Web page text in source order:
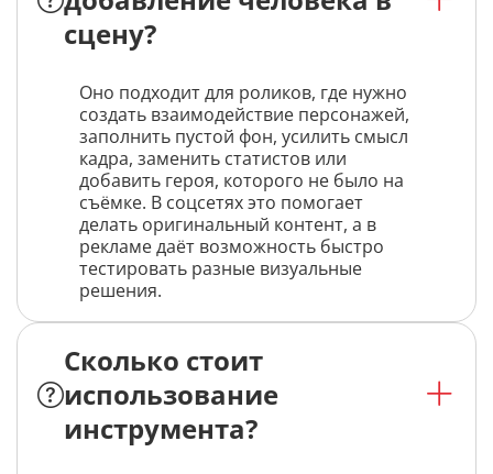
сцену?
Оно подходит для роликов, где нужно
создать взаимодействие персонажей,
заполнить пустой фон, усилить смысл
кадра, заменить статистов или
добавить героя, которого не было на
съёмке. В соцсетях это помогает
делать оригинальный контент, а в
рекламе даёт возможность быстро
тестировать разные визуальные
решения.
Сколько стоит
использование
инструмента?